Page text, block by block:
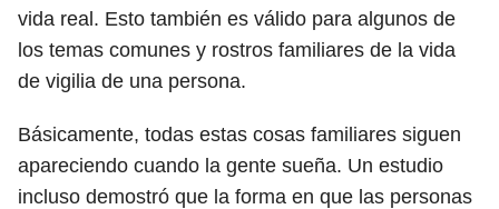
vida real. Esto también es válido para algunos de
los temas comunes y rostros familiares de la vida
de vigilia de una persona.
Básicamente, todas estas cosas familiares siguen
apareciendo cuando la gente sueña. Un estudio
incluso demostró que la forma en que las personas